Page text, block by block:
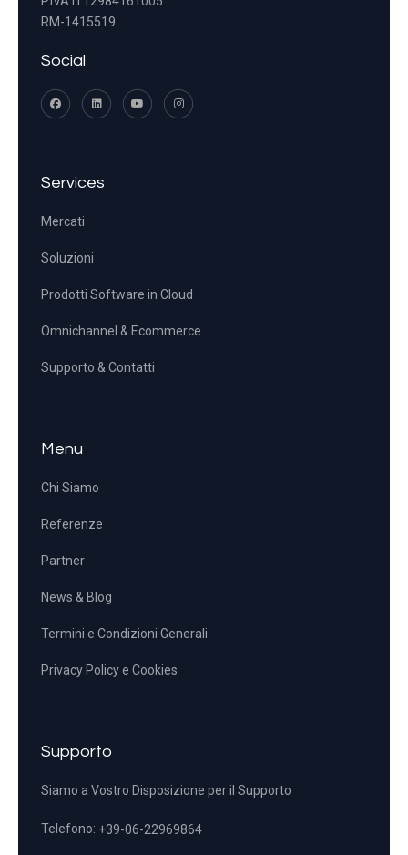
RM-1415519
Social
Services
Mercati
Soluzioni
Prodotti Software in Cloud
Omnichannel & Ecommerce
Supporto & Contatti
Menu
Chi Siamo
Referenze
Partner
News & Blog
Termini e Condizioni Generali
Privacy Policy e Cookies
Supporto
Siamo a Vostro Disposizione per il Supporto
Telefono: +39-06-22969864